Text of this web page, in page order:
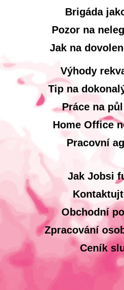
Brigáda
Pozor na
Jak na
Výhody
Tip na
Práce na
Home Office
Pracovní
Jak Jobsi
Obchodní
Zpracování
Ceník